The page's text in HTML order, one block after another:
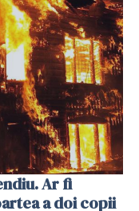
Ar fi
a doi copii